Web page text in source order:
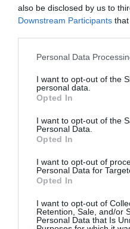
also be disclosed by us to
Downstream Participants
Personal Data
I want to opt-out of the
personal data.
Opted In
I want to opt-out of the
Personal Data.
Opted In
I want to opt-out of
Personal Data for
Opted In
I want to opt-out of
Retention, Sale, and/or
Personal Data that Is
Η Αμερική απέναντι σε 12